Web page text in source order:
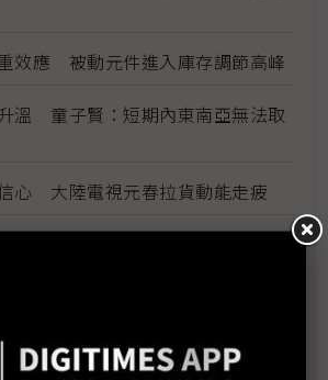
效應 被動元件進入庫存調節高峰
溫 童子賢：短期內東南亞無法取
心 大陸電視元春拉貨動能走疲
伺服器有成 2018年成功轉虧為盈